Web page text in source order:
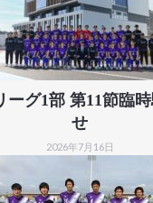
ーグ1部 第11節臨
せ
2026年7月16日